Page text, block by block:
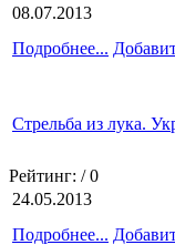
08.07.2013
Подробнее...
Стрельба из лука.
Рейтинг: / 0
24.05.2013
Подробнее...